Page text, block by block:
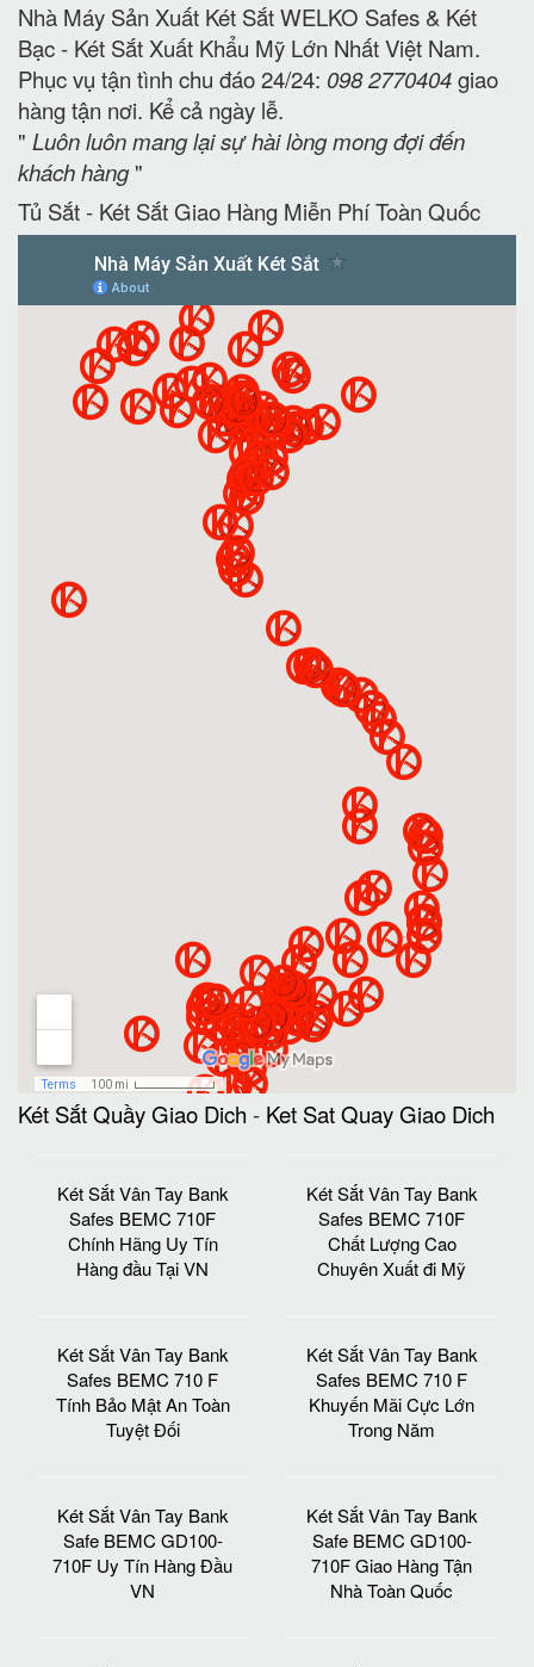
Két Sắt Quầy Giao Dich-
Két Sắt Vân Tay Bank
Safes BEMC 710F
Chất Lượng Cao
Chuyên Xuất đi Mỹ
Két Sắt Vân Tay Bank
Safes BEMC 710 F
Khuyến Mãi Cực Lớn
Trong Năm
Két Sắt Vân Tay Bank
Safe BEMC GD100-
710F Uy Tín Hàng Đầu
VN
Két Sắt Vân Tay Bank
Safe BEMC GD100-
710F Giao Hàng Tận
Safes BEMC GD100-
710 F Két Sắt Chính
Hãng Giá Rẻ
Safes BEMC GD100-
710 F Phù Hợp Hiện
Đại Cao Cấp
Safes BEMC K50 F
Thương Hiệu Uy Tín
Trường Việt
Safes K50 F Thương
Hiệu Được Ngân Hàng
Tin Dùng
Safes BEMC K50 F Két
Sắt An Toàn Uy Tín
Bền Đẹp
Safes BEMC K50 F Két
Sắt An Toàn Xuất Khẩu
Đi Mỹ